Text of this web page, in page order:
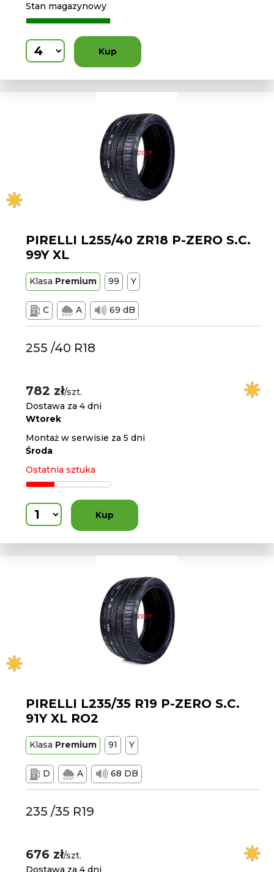
Stan magazynowy
Kup
PIRELLI L255/40 ZR18 P-ZERO S.C.
99Y XL
Klasa Premium 99 Y
C A 69 dB
255 /40 R18
782 zł/szt.
Dostawa za 4 dni
Wtorek
Montaż w serwisie za 5 dni
Środa
Ostatnia sztuka
Kup
PIRELLI L235/35 R19 P-ZERO S.C.
91Y XL RO2
Klasa Premium 91 Y
D A 68 DB
235 /35 R19
676 zł/szt.
Dostawa za 4 dni